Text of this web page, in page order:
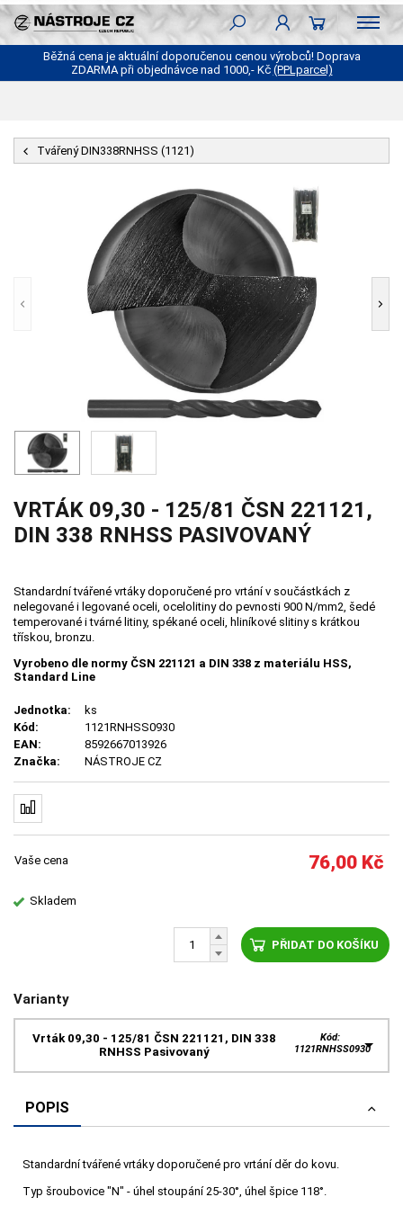
Běžná cena je aktuální doporučenou cenou výrobců! Doprava
ZDARMA při objednávce nad 1000,- Kč (PPLparcel)
Tvářený DIN338RNHSS (1121)
VRTÁK 09,30 - 125/81 ČSN 221121,
DIN 338 RNHSS PASIVOVANÝ
Standardní tvářené vrtáky doporučené pro vrtání v součástkách z
nelegované i legované oceli, ocelolitiny do pevnosti 900 N/mm2, šedé
temperované i tvárné litiny, spékané oceli, hliníkové slitiny s krátkou
třískou, bronzu.
Vyrobeno dle normy ČSN 221121 a DIN 338 z materiálu HSS,
Standard Line
Jednotka:
ks
Kód:
1121RNHSS0930
EAN:
8592667013926
Značka:
NÁSTROJE CZ
Vaše cena 76,00 Kč
Skladem
PŘIDAT DO KOŠÍKU
Varianty
Vrták 09,30 - 125/81 ČSN 221121, DIN 338
RNHSS Pasivovaný
Kód:
1121RNHSS0930
POPIS
Standardní tvářené vrtáky doporučené pro vrtání děr do kovu.
Typ šroubovice "N" - úhel stoupání 25-30°, úhel špice 118°.